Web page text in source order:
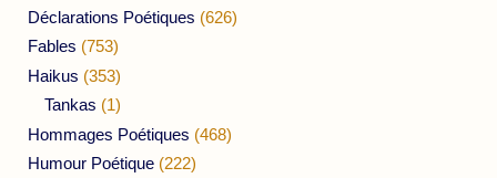
Déclarations Poétiques (626)
Fables (753)
Haikus (353)
Tankas (1)
Hommages Poétiques (468)
Humour Poétique (222)